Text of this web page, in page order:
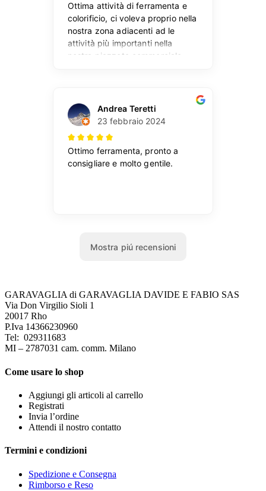
GARAVAGLIA di GARAVAGLIA DAVIDE E FABIO SAS
Via Don Virgilio Sioli 1
20017 Rho
P.Iva 14366230960
Tel: 029311683
MI – 2787031 cam. comm. Milano
Come usare lo shop
Aggiungi gli articoli al carrello
Registrati
Invia l’ordine
Attendi il nostro contatto
Termini e condizioni
Spedizione e Consegna
Rimborso e Reso